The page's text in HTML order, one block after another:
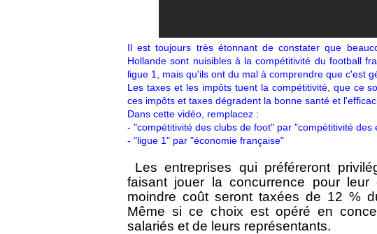
Il est toujours très étonnant de constater que
Hollande sont nuisibles à la compétitivité du football
ligue 1, mais qu'ils ont du mal à comprendre que c'est
Les taxes et les impôts tuent la compétitivité, que ce
ces impôts et taxes dégradent la bonne santé et
Dans cette vidéo, remplacez :
- "compétitivité des clubs de foot" par "compétitivité des
- "ligue 1" par "économie française"
Les entreprises qui préféreront
faisant jouer la concurrence pour leur
moindre coût seront taxées de 12 %
Même si ce choix est opéré en
salariés et de leurs représentants.